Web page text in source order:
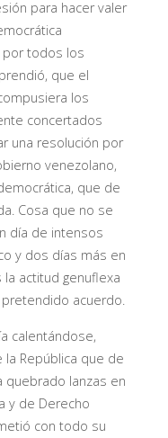
para hacer valer
por todos los
que el
los
concertados
una resolución por
venezolano,
que de
Cosa que no se
día de intensos
y dos días más en
actitud genuflexa
acuerdo.
calentándose,
la República que de
quebrado lanzas en
y de Derecho
con todo su